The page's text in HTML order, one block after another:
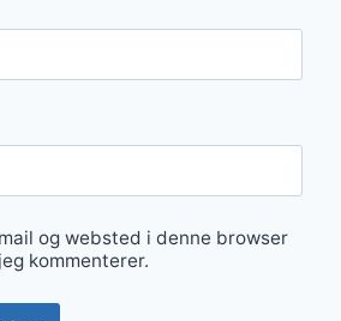
og websted i denne browser
kommenterer.